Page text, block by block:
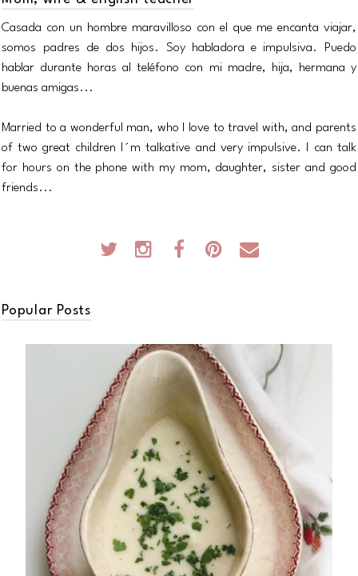
Casada con un hombre maravilloso con el que me encanta viajar,
somos padres de dos hijos. Soy habladora e impulsiva. Puedo
hablar durante horas al teléfono con mi madre, hija, hermana y
buenas amigas...
Married to a wonderful man, who I love to travel with, and parents
of two great children I´m talkative and very impulsive. I can talk
for hours on the phone with my mom, daughter, sister and good
friends...
Popular Posts